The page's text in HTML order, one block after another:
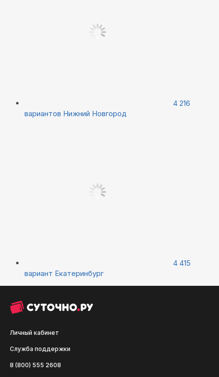
4 216
вариантов Нижний Новгород
4 415
вариант Екатеринбург
Личный кабинет
Служба поддержки
8 (800) 555 2608